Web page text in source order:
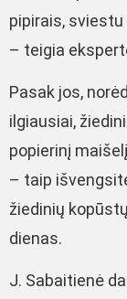
pipirais,
– teigia
Pasak jos,
ilgiausiai,
popierinį
– taip
žiedinių
dienas.
J. Sabaitienė